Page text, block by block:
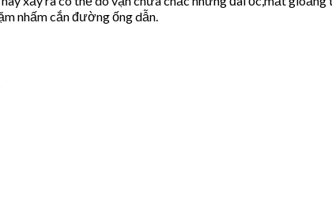
nhấm cắn đường ống dẫn.